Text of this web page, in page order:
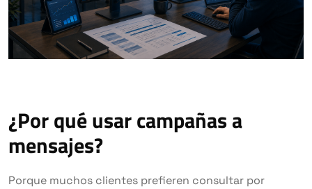
¿Por qué usar campañas a
mensajes?
Porque muchos clientes prefieren consultar por